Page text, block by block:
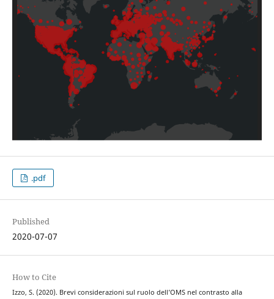
.pdf
Published
2020-07-07
How to Cite
Izzo, S. (2020). Brevi considerazioni sul ruolo dell’OMS nel contrasto alla